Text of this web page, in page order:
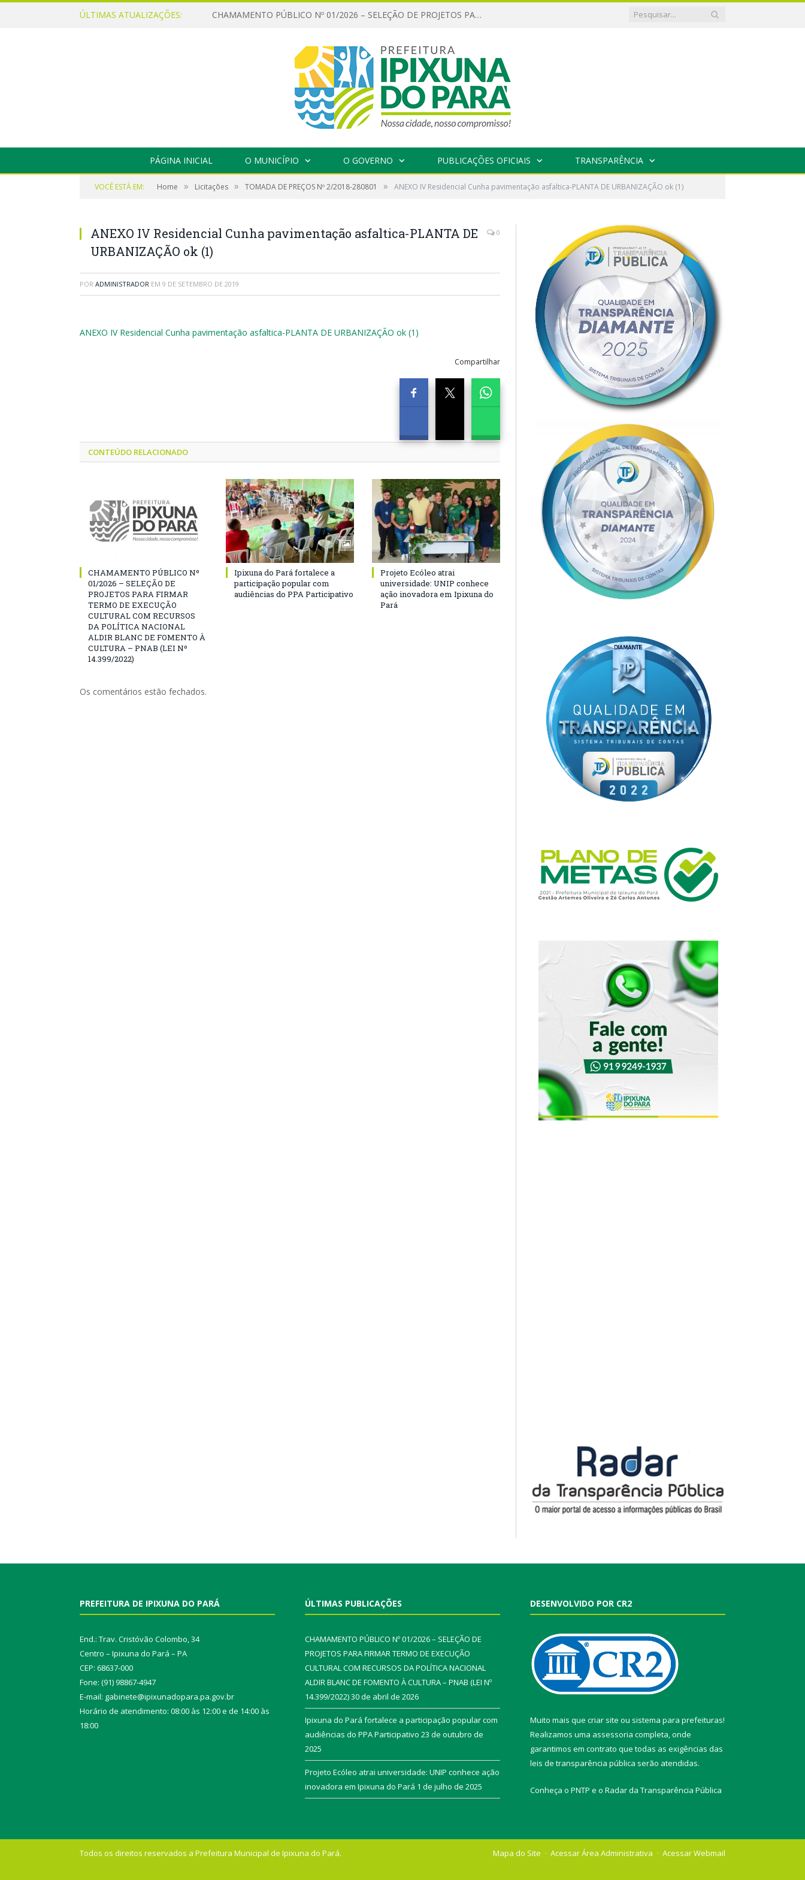
ÚLTIMAS ATUALIZAÇÕES: CHAMAMENTO PÚBLICO Nº 01/2026 – SELEÇÃO DE PROJETOS PARA FIRMAR TERMO DE EXECUÇÃO CULTURAL COM RECURSOS DA POLÍTICA NACIONAL ALDIR BLANC DE FOMENTO À CULTURA – PNAB (LEI Nº 14.399/2022)
PÁGINA INICIAL O MUNICÍPIO O GOVERNO PUBLICAÇÕES OFICIAIS TRANSPARÊNCIA
VOCÊ ESTÁ EM: Home » Licitações » TOMADA DE PREÇOS Nº 2/2018-280801 » ANEXO IV Residencial Cunha pavimentação asfaltica-PLANTA DE URBANIZAÇÃO ok (1)
ANEXO IV Residencial Cunha pavimentação asfaltica-PLANTA DE
URBANIZAÇÃO ok (1)
0
POR ADMINISTRADOR EM 9 DE SETEMBRO DE 2019
ANEXO IV Residencial Cunha pavimentação asfaltica-PLANTA DE URBANIZAÇÃO ok (1)
Compartilhar
CONTEÚDO RELACIONADO
CHAMAMENTO PÚBLICO Nº
01/2026 – SELEÇÃO DE
PROJETOS PARA FIRMAR
TERMO DE EXECUÇÃO
CULTURAL COM RECURSOS
DA POLÍTICA NACIONAL
ALDIR BLANC DE FOMENTO À
CULTURA – PNAB (LEI Nº
14.399/2022)
Ipixuna do Pará fortalece a
participação popular com
audiências do PPA Participativo
Projeto Ecóleo atrai
universidade: UNIP conhece
ação inovadora em Ipixuna do
Pará
Os comentários estão fechados.
PREFEITURA DE IPIXUNA DO PARÁ
End.: Trav. Cristóvão Colombo, 34
Centro – Ipixuna do Pará – PA
CEP: 68637-000
Fone: (91) 98867-4947
E-mail: gabinete@ipixunadopara.pa.gov.br
Horário de atendimento: 08:00 às 12:00 e de 14:00 às
18:00
ÚLTIMAS PUBLICAÇÕES
CHAMAMENTO PÚBLICO Nº 01/2026 – SELEÇÃO DE
PROJETOS PARA FIRMAR TERMO DE EXECUÇÃO
CULTURAL COM RECURSOS DA POLÍTICA NACIONAL
ALDIR BLANC DE FOMENTO À CULTURA – PNAB (LEI Nº
14.399/2022)30 de abril de 2026
Ipixuna do Pará fortalece a participação popular com
audiências do PPA Participativo 23 de outubro de
2025
Projeto Ecóleo atrai universidade: UNIP conhece ação
inovadora em Ipixuna do Pará 1 de julho de 2025
DESENVOLVIDO POR CR2
Muito mais que criar site ou sistema para prefeituras!
Realizamos uma assessoria completa, onde
garantimos em contrato que todas as exigências das
leis de transparência pública serão atendidas.
Conheça o PNTP e o Radar da Transparência Pública
Todos os direitos reservados a Prefeitura Municipal de Ipixuna do Pará. Mapa do Site Acessar Área Administrativa Acessar Webmail